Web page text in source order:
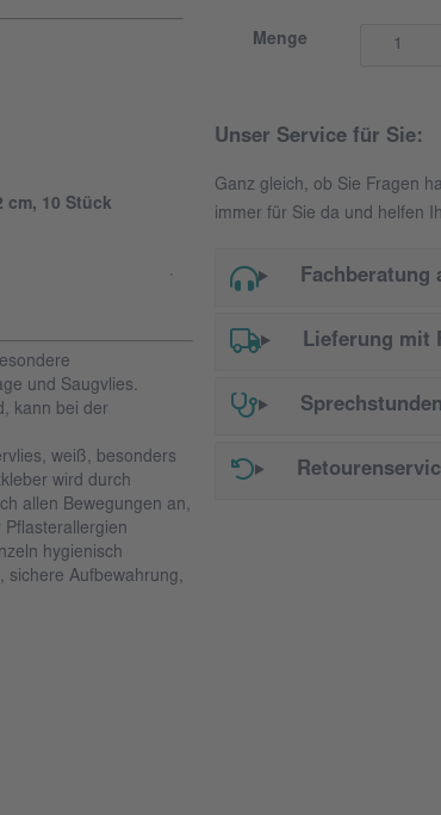
cm, 10 Stück
und Saugvlies.
kann bei der
weiß, besonders
wird durch
allen Bewegungen an,
hygienisch
sichere Aufbewahrung,
Menge
Unser Service für Sie:
Ganz gleich, ob Sie Fragen
immer für Sie da und helfen
Fachberatung
Lieferung mit